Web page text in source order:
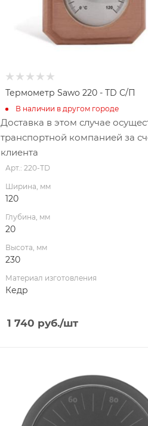
Производитель
Габариты В*Ш*Г мм
36
Термометр Sawo 220 - TD С/П
В наличии в другом городе
Доставка в этом случае
транспортной компанией за
клиента
Арт.: 220-TD
Ширина, мм
120
Глубина, мм
20
Высота, мм
230
Материал изготовления
Кедр
1 740 руб./шт
Глубина, мм